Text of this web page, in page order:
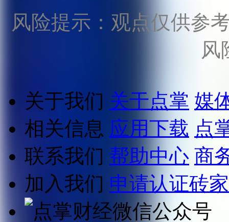
风险提示：观点仅供参
风
关于我们 关于点掌 媒
相关信息 应用下载 点
联系我们 帮助中心 商
加入我们 申请认证砖家